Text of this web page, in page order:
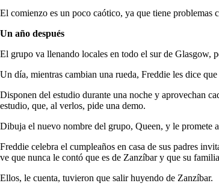
El comienzo es un poco caótico, ya que tiene problemas
Un año después
El grupo va llenando locales en todo el sur de Glasgow,
Un día, mientras cambian una rueda, Freddie les dice
Disponen del estudio durante una noche y aprovechan
estudio, que, al verlos, pide una demo.
Dibuja el nuevo nombre del grupo, Queen, y le promete
Freddie celebra el cumpleaños en casa de sus padres
ve que nunca le contó que es de Zanzíbar y que su
Ellos, le cuenta, tuvieron que salir huyendo de Zanzíbar.